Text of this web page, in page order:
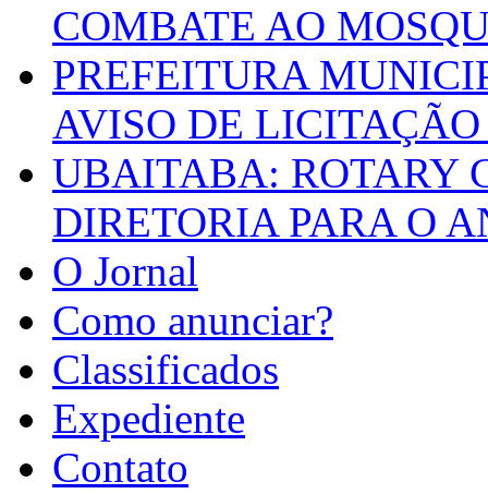
COMBATE AO
PREFEITURA
AVISO DE LICITAÇÃO
UBAITABA: ROTARY
DIRETORIA PARA O
O Jornal
Como anunciar?
Classificados
Expediente
Contato